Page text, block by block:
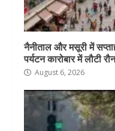
नैनीताल और मसूरी में
पर्यटन कारोबार में लौटी
August 6, 2026